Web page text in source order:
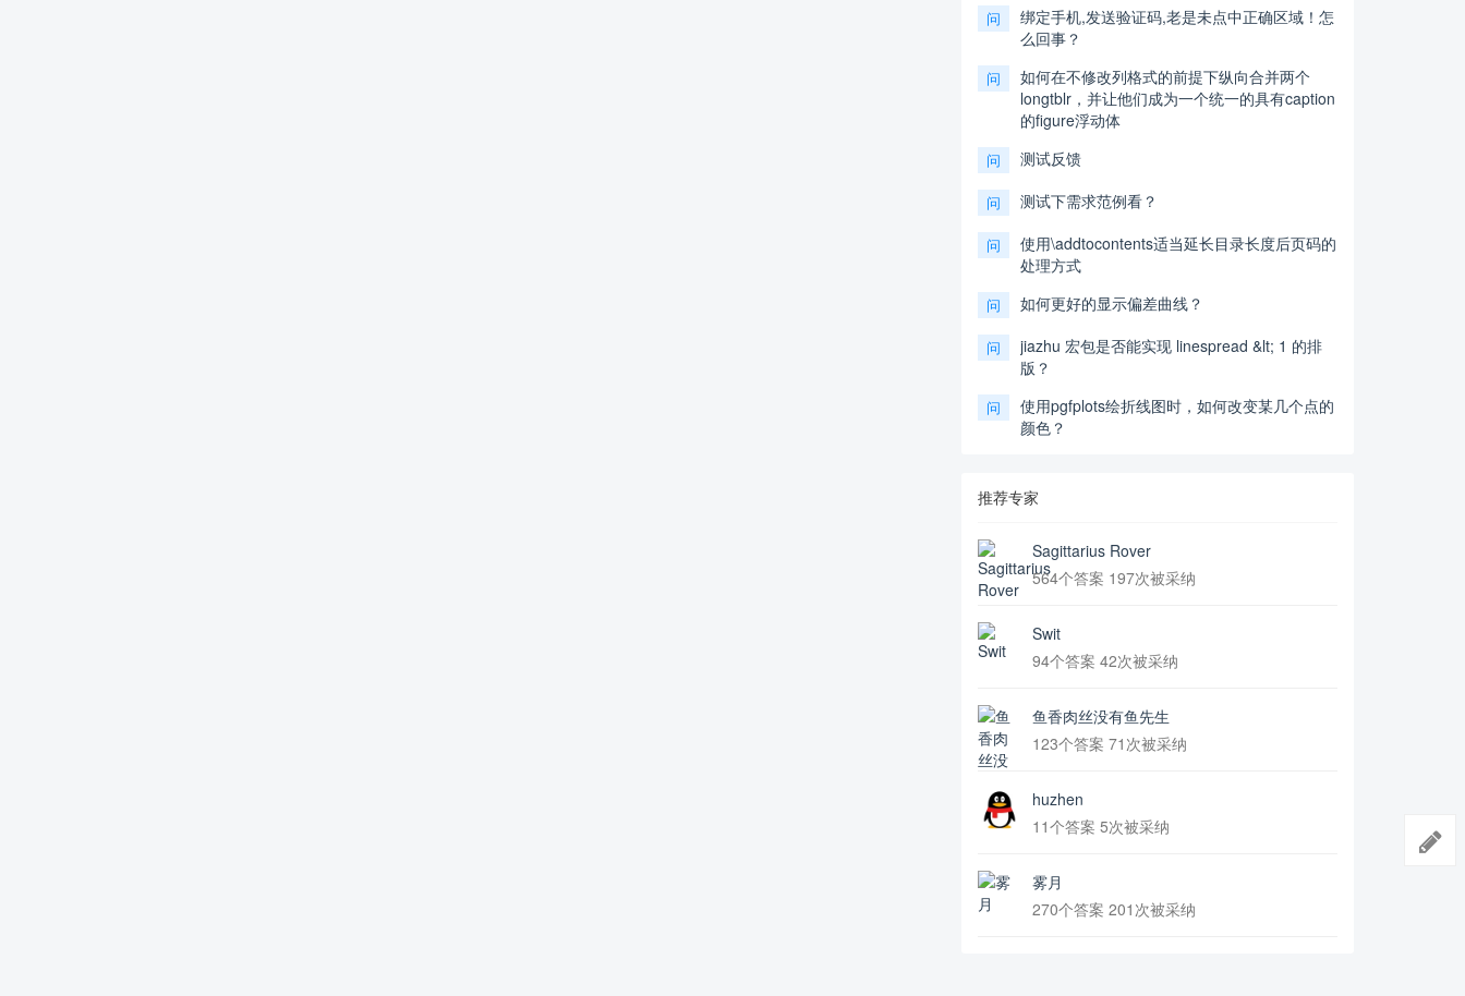
问
绑定手机,发送验证码,老是未点中正确区域！怎
么回事？
问
如何在不修改列格式的前提下纵向合并两个
longtblr，并让他们成为一个统一的具有caption
的figure浮动体
问 测试反馈
问 测试下需求范例看？
问
使用\addtocontents适当延长目录长度后页码的
处理方式
问 如何更好的显示偏差曲线？
问
jiazhu 宏包是否能实现 linespread &lt; 1 的排
版？
问
使用pgfplots绘折线图时，如何改变某几个点的
颜色？
推荐专家
Sagittarius Rover
564个答案 197次被采纳
Swit
94个答案 42次被采纳
鱼香肉丝没有鱼先生
123个答案 71次被采纳
huzhen
11个答案 5次被采纳
雾月
270个答案 201次被采纳